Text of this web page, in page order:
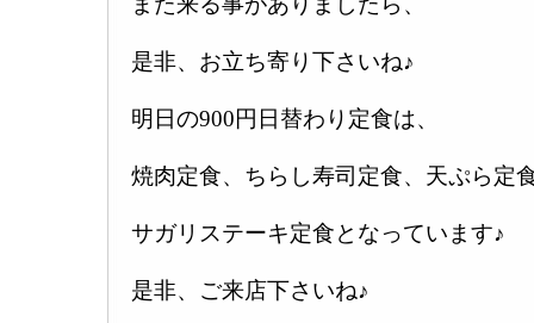
是非、お立ち寄り下さいね♪
明日の900円日替わり定食は、
焼肉定食、ちらし寿司定食、天ぷら定
サガリステーキ定食となっています♪
是非、ご来店下さいね♪